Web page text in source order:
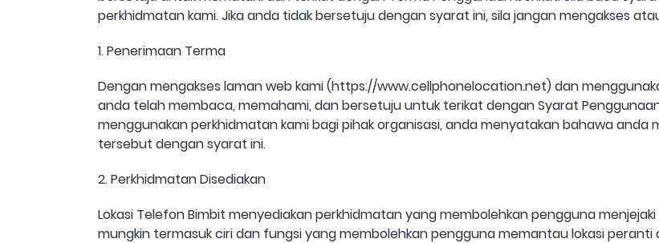
perkhidmatan kami. Jika anda tidak bersetuju dengan syarat ini, sila jangan mengakses
1. Penerimaan Terma
Dengan mengakses laman web kami (https://www.cellphonelocation.net) dan
anda telah membaca, memahami, dan bersetuju untuk terikat dengan Syarat Penggunaan
menggunakan perkhidmatan kami bagi pihak organisasi, anda menyatakan bahawa anda
tersebut dengan syarat ini.
2. Perkhidmatan Disediakan
Lokasi Telefon Bimbit menyediakan perkhidmatan yang membolehkan pengguna
mungkin termasuk ciri dan fungsi yang membolehkan pengguna memantau lokasi peranti